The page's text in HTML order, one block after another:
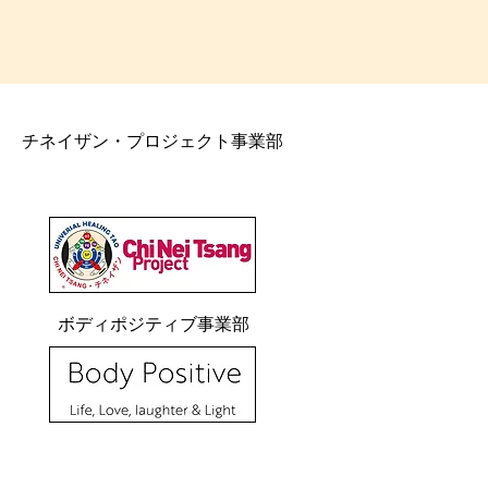
チネイザン・プロジェクト事業部
ボディポジティブ事業部